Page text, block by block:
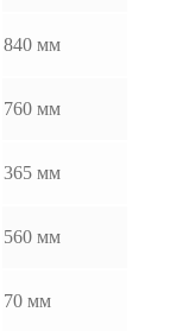
840 мм
760 мм
365 мм
560 мм
70 мм